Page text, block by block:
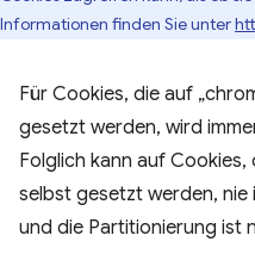
Informationen finden Sie unter
Für Cookies, die auf
gesetzt werden, wird
Folglich kann auf
selbst gesetzt werden, nie
und die Partitionierung ist